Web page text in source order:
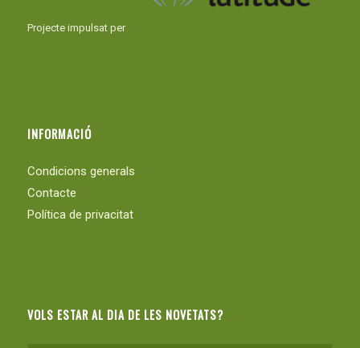
Projecte impulsat per
INFORMACIÓ
Condicions generals
Contacte
Política de privacitat
VOLS ESTAR AL DIA DE LES NOVETATS?